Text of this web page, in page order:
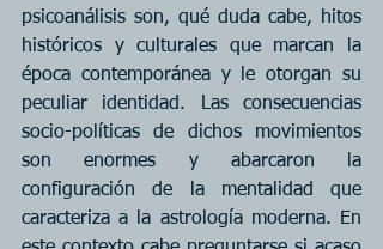
psicoanálisis son, qué duda cabe, hitos
históricos y culturales que marcan la
época contemporánea y le otorgan su
peculiar identidad. Las consecuencias
socio-políticas de dichos movimientos
son enormes y abarcaron la
configuración de la mentalidad que
caracteriza a la astrología moderna. En